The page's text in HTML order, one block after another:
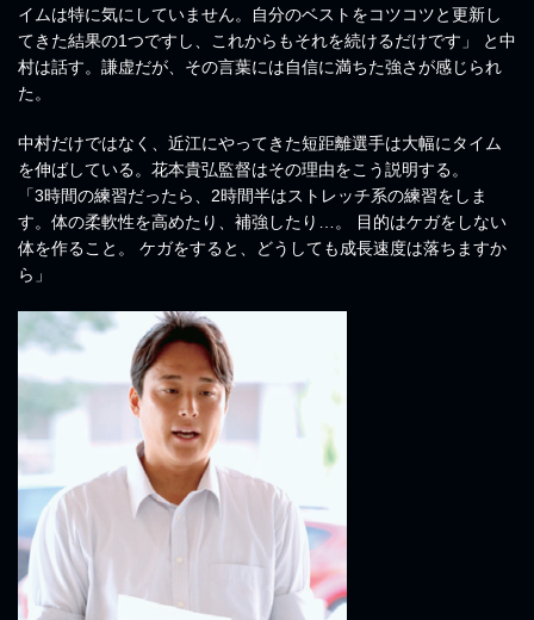
イムは特に気にしていません。自分のベストをコツコツと更新し
てきた結果の1つですし、これからもそれを続けるだけです」 と中
村は話す。謙虚だが、その言葉には自信に満ちた強さが感じられ
た。
中村だけではなく、近江にやってきた短距離選手は大幅にタイム
を伸ばしている。花本貴弘監督はその理由をこう説明する。
「3時間の練習だったら、2時間半はストレッチ系の練習をしま
す。体の柔軟性を高めたり、補強したり…。 目的はケガをしない
体を作ること。 ケガをすると、どうしても成長速度は落ちますか
ら」